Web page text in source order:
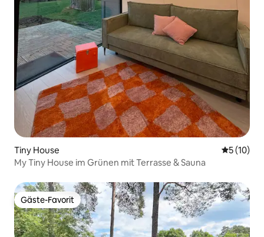
Tiny House
5 (10)
My Tiny House im Grünen mit Terrasse & Sauna
Gäste-Favorit
Gäste-Favorit